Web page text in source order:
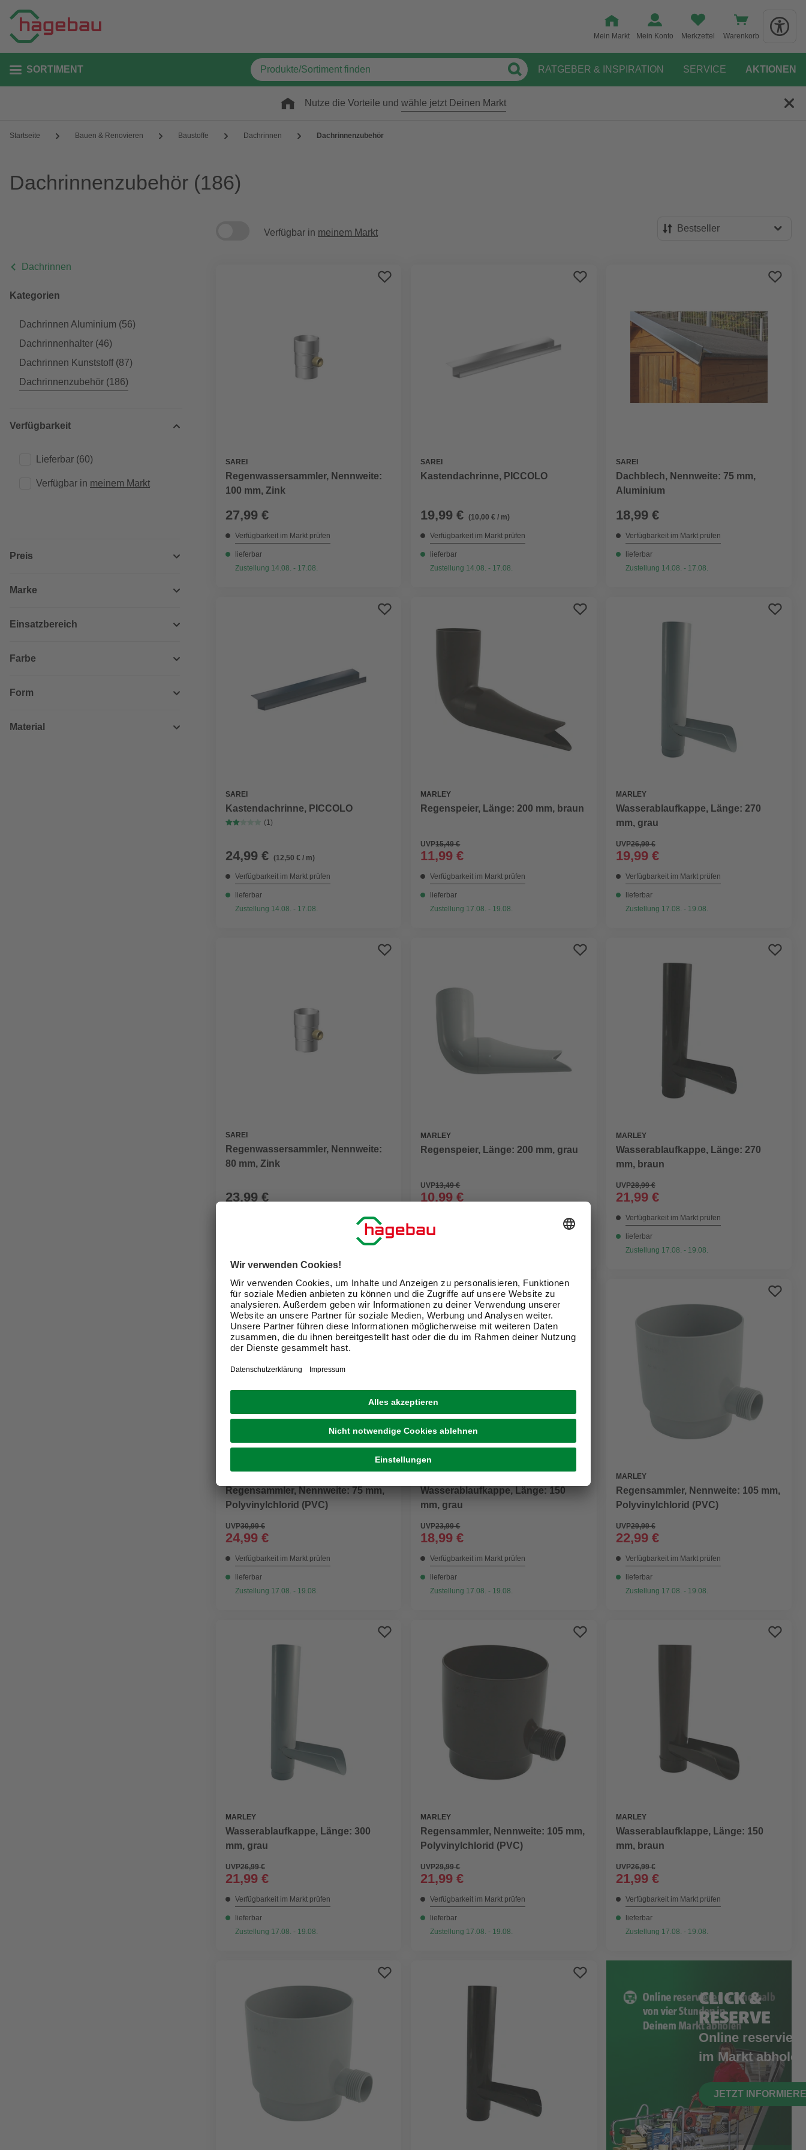
Mein Markt Mein Konto Merkzettel Warenkorb
SORTIMENT RATGEBER & INSPIRATION SERVICE AKTIONEN
Nutze die Vorteile und wähle jetzt Deinen Markt
Startseite Bauen & Renovieren Baustoffe Dachrinnen Dachrinnenzubehör
Dachrinnenzubehör (186)
Dachrinnen
Kategorien
Dachrinnen Aluminium (56)
Dachrinnenhalter (46)
Dachrinnen Kunststoff(87)
Dachrinnenzubehör (186)
Verfügbarkeit
Lieferbar (60)
Verfügbar in meinem Markt
Preis
Marke
Einsatzbereich
Farbe
Form
Material
Verfügbar in meinem Markt Bestseller
Bewertung
SAREI
Regenwassersammler, Nennweite:
100 mm, Zink
27,99 €
Verfügbarkeit im Markt prüfen
lieferbar
Zustellung 14.08. - 17.08.
SAREI
Kastendachrinne, PICCOLO
19,99 € (10,00 € / m)
Verfügbarkeit im Markt prüfen
lieferbar
Zustellung 14.08. - 17.08.
SAREI
Dachblech, Nennweite: 75 mm,
Aluminium
18,99 €
Verfügbarkeit im Markt prüfen
lieferbar
Zustellung 14.08. - 17.08.
SAREI
Kastendachrinne, PICCOLO
(1)
24,99 € (12,50 € / m)
Verfügbarkeit im Markt prüfen
lieferbar
Zustellung 14.08. - 17.08.
MARLEY
Regenspeier, Länge: 200 mm, braun
UVP15,49 €
11,99 €
Verfügbarkeit im Markt prüfen
lieferbar
Zustellung 17.08. - 19.08.
MARLEY
Wasserablaufkappe, Länge: 270
mm, grau
UVP26,99 €
19,99 €
Verfügbarkeit im Markt prüfen
lieferbar
Zustellung 17.08. - 19.08.
SAREI
Regenwassersammler, Nennweite:
80 mm, Zink
23,99 €
MARLEY
Regenspeier, Länge: 200 mm, grau
UVP13,49 €
10,99 €
lieferbar
MARLEY
Wasserablaufkappe, Länge: 270
mm, braun
UVP28,99 €
21,99 €
Verfügbarkeit im Markt prüfen
lieferbar
Zustellung 17.08. - 19.08.
Regensammler, Nennweite: 75 mm,
Polyvinylchlorid (PVC)
UVP30,99 €
24,99 €
Verfügbarkeit im Markt prüfen
lieferbar
Zustellung 17.08. - 19.08.
Wasserablaufkappe, Länge: 150
mm, grau
UVP23,99 €
18,99 €
Verfügbarkeit im Markt prüfen
lieferbar
Zustellung 17.08. - 19.08.
MARLEY
Regensammler, Nennweite: 105 mm,
Polyvinylchlorid (PVC)
UVP29,99 €
22,99 €
Verfügbarkeit im Markt prüfen
lieferbar
Zustellung 17.08. - 19.08.
MARLEY
Wasserablaufkappe, Länge: 300
mm, grau
UVP26,99 €
21,99 €
Verfügbarkeit im Markt prüfen
lieferbar
Zustellung 17.08. - 19.08.
MARLEY
Regensammler, Nennweite: 105 mm,
Polyvinylchlorid (PVC)
UVP29,99 €
21,99 €
Verfügbarkeit im Markt prüfen
lieferbar
Zustellung 17.08. - 19.08.
MARLEY
Wasserablaufklappe, Länge: 150
mm, braun
UVP26,99 €
21,99 €
Verfügbarkeit im Markt prüfen
lieferbar
Zustellung 17.08. - 19.08.
CLICK &
RESERVE
Online
im Markt abholen
JETZT